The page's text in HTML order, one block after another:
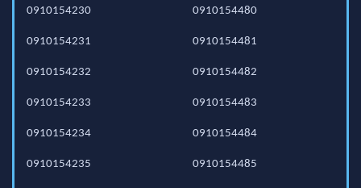
0910154230
0910154231
0910154232
0910154233
0910154234
0910154235
0910154480
0910154481
0910154482
0910154483
0910154484
0910154485